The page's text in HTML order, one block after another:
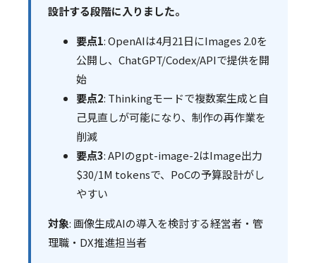
設計する段階に入りました。
要点1: OpenAIは4月21日にImages 2.0を
公開し、ChatGPT/Codex/APIで提供を開
始
要点2: Thinkingモードで複数案生成と自
己見直しが可能になり、制作の再作業を
削減
要点3: APIのgpt-image-2はImage出力
$30/1M tokensで、PoCの予算設計がし
やすい
対象: 画像生成AIの導入を検討する経営者・管
理職・DX推進担当者